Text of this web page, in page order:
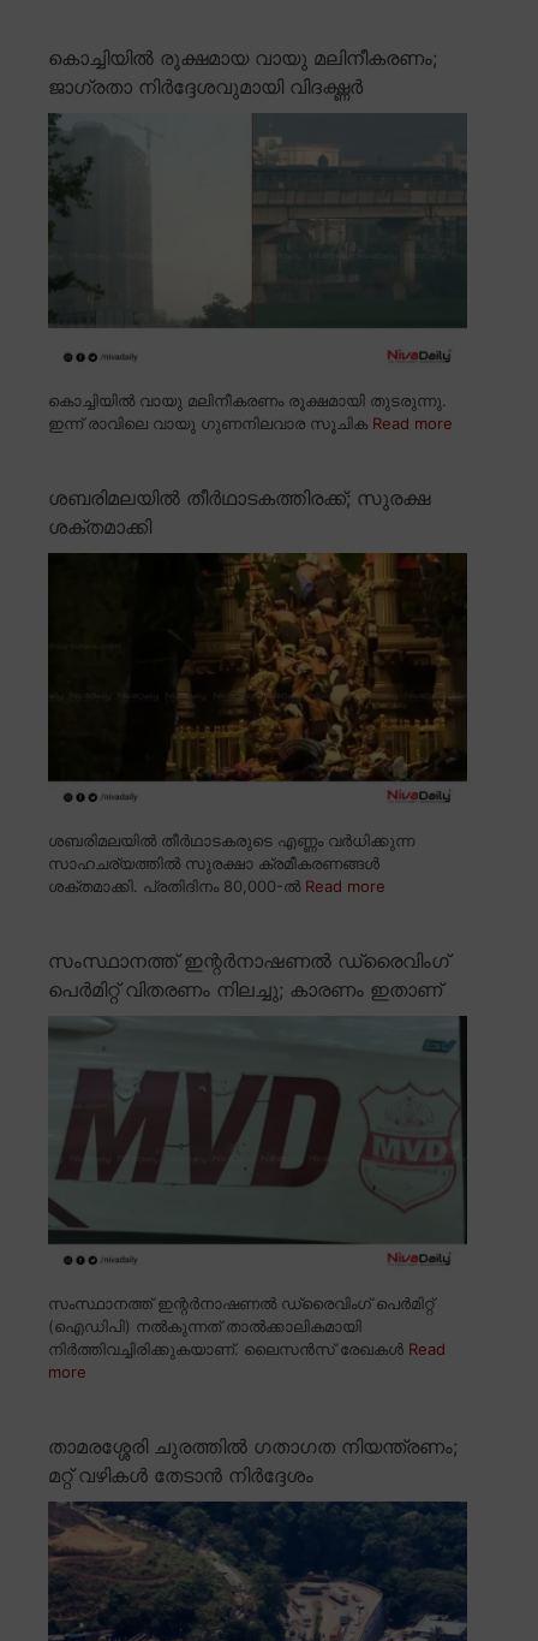
കൊച്ചിയിൽ രൂക്ഷമായ വായു മലിനീകരണം;
ജാഗ്രതാ നിർദ്ദേശവുമായി വിദഗ്ദ്ധർ
കൊച്ചിയിൽ വായു മലിനീകരണം രൂക്ഷമായി തുടരുന്നു.
ഇന്ന് രാവിലെ വായു ഗുണനിലവാര സൂചിക Read more
ശബരിമലയിൽ തീർഥാടകത്തിരക്ക്; സുരക്ഷ
ശക്തമാക്കി
ശബരിമലയിൽ തീർഥാടകരുടെ എണ്ണം വർധിക്കുന്ന
സാഹചര്യത്തിൽ സുരക്ഷാ ക്രമീകരണങ്ങൾ
ശക്തമാക്കി. പ്രതിദിനം 80,000-ൽ Read more
സംസ്ഥാനത്ത് ഇന്റർനാഷണൽ ഡ്രൈവിംഗ്
പെർമിറ്റ് വിതരണം നിലച്ചു; കാരണം ഇതാണ്
സംസ്ഥാനത്ത് ഇന്റർനാഷണൽ ഡ്രൈവിംഗ് പെർമിറ്റ്
(ഐഡിപി) നൽകുന്നത് താൽക്കാലികമായി
നിർത്തിവച്ചിരിക്കുകയാണ്. ലൈസൻസ് രേഖകൾ Read
more
താമരശ്ശേരി ചുരത്തിൽ ഗതാഗത നിയന്ത്രണം;
മറ്റ് വഴികൾ തേടാൻ നിർദ്ദേശം